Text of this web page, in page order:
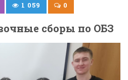
1 059 0
сборы по ОБЗ